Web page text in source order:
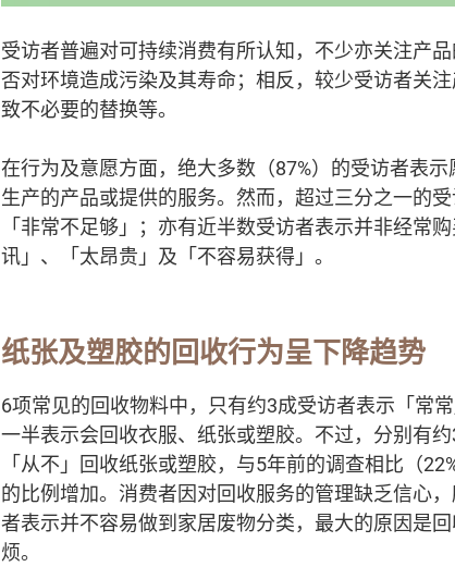
受访者普遍对可持续消费有所认知，不少亦关注产
否对环境造成污染及其寿命；相反，较少受访者关
致不必要的替换等。
在行为及意愿方面，绝大多数（87%）的受访者表
生产的产品或提供的服务。然而，超过三分之一的
「非常不足够」；亦有近半数受访者表示并非经常
讯」、「太昂贵」及「不容易获得」。
纸张及塑胶的回收行为呈下降趋势
6项常见的回收物料中，只有约3成受访者表示「常
一半表示会回收衣服、纸张或塑胶。不过，分别有
「从不」回收纸张或塑胶，与5年前的调查相比（
的比例增加。消费者因对回收服务的管理缺乏信心
者表示并不容易做到家居废物分类，最大的原因是
烦。